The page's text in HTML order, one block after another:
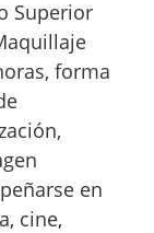
Superior
forma
en
cine,